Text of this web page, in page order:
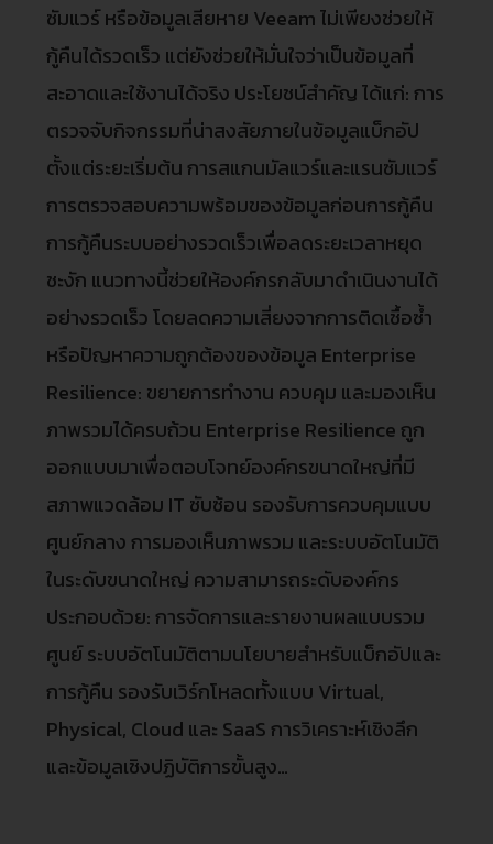
ซัมแวร์ หรือข้อมูลเสียหาย Veeam ไม่เพียงช่วยให้
กู้คืนได้รวดเร็ว แต่ยังช่วยให้มั่นใจว่าเป็นข้อมูลที่
สะอาดและใช้งานได้จริง ประโยชน์สำคัญ ได้แก่: การ
ตรวจจับกิจกรรมที่น่าสงสัยภายในข้อมูลแบ็กอัป
ตั้งแต่ระยะเริ่มต้น การสแกนมัลแวร์และแรนซัมแวร์
การตรวจสอบความพร้อมของข้อมูลก่อนการกู้คืน
การกู้คืนระบบอย่างรวดเร็วเพื่อลดระยะเวลาหยุด
ชะงัก แนวทางนี้ช่วยให้องค์กรกลับมาดำเนินงานได้
อย่างรวดเร็ว โดยลดความเสี่ยงจากการติดเชื้อซ้ำ
หรือปัญหาความถูกต้องของข้อมูล Enterprise
Resilience: ขยายการทำงาน ควบคุม และมองเห็น
ภาพรวมได้ครบถ้วน Enterprise Resilience ถูก
ออกแบบมาเพื่อตอบโจทย์องค์กรขนาดใหญ่ที่มี
สภาพแวดล้อม IT ซับซ้อน รองรับการควบคุมแบบ
ศูนย์กลาง การมองเห็นภาพรวม และระบบอัตโนมัติ
ในระดับขนาดใหญ่ ความสามารถระดับองค์กร
ประกอบด้วย: การจัดการและรายงานผลแบบรวม
ศูนย์ ระบบอัตโนมัติตามนโยบายสำหรับแบ็กอัปและ
การกู้คืน รองรับเวิร์กโหลดทั้งแบบ Virtual,
Physical, Cloud และ SaaS การวิเคราะห์เชิงลึก
และข้อมูลเชิงปฏิบัติการขั้นสูง…